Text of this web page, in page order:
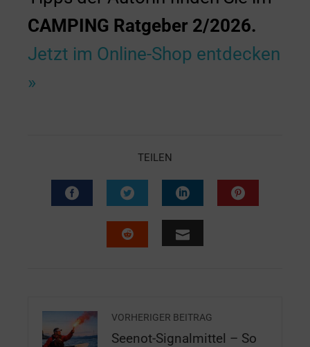
CAMPING Ratgeber 2/2026.
Jetzt im Online-Shop entdecken
»
TEILEN
VORHERIGER BEITRAG
Seenot-Signalmittel – So